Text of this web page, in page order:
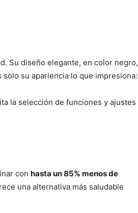
Su diseño elegante, en color negro,
su apariencia lo que impresiona:
la selección de funciones y ajustes
con hasta un 85% menos de
una alternativa más saludable